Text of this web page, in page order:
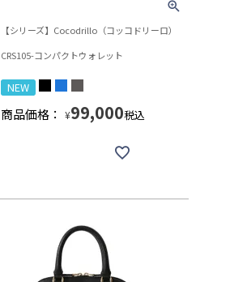
【シリーズ】Cocodrillo（コッコドリーロ）
CRS105-コンパクトウォレット
NEW
商品価格： ¥99,000税込